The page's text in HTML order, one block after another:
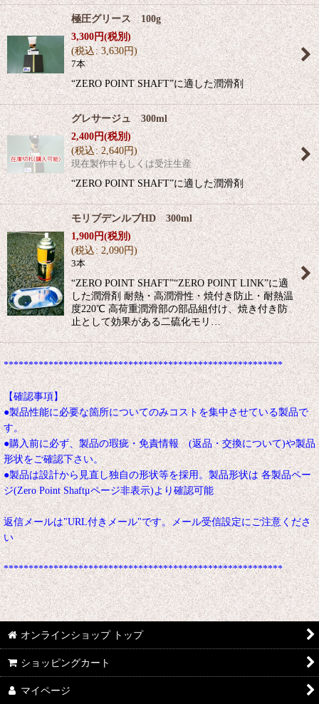
極圧グリース 100g
3,300円(税別)
(税込: 3,630円)
7本
“ZERO POINT SHAFT”に適した潤滑剤
グレサージュ 300ml
2,400円(税別)
(税込: 2,640円)
現在製作中もしくは受注生産
“ZERO POINT SHAFT”に適した潤滑剤
モリブデンルブHD 300ml
1,900円(税別)
(税込: 2,090円)
3本
“ZERO POINT SHAFT”“ZERO POINT LINK”に適
した潤滑剤 耐熱・高潤滑性・焼付き防止・耐熱温
度220℃ 高荷重潤滑部の部品組付け、焼き付き防
止として効果がある二硫化モリ…
********************************************************
【確認事項】
●製品性能に必要な箇所についてのみコストを集中させている製品で
す。
●購入前に必ず、製品の瑕疵・免責情報 (返品・交換について)や製品
形状をご確認下さい。
●製品は設計から見直し独自の形状等を採用。製品形状は 各製品ペー
ジ(Zero Point Shaftμページ非表示)より確認可能
返信メールは"URL付きメール"です。メール受信設定にご注意くださ
い
********************************************************
オンラインショップ トップ
ショッピングカート
マイページ